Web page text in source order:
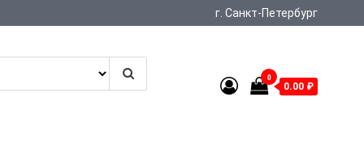
г. Санкт-Петербург
0
0.00 ₽